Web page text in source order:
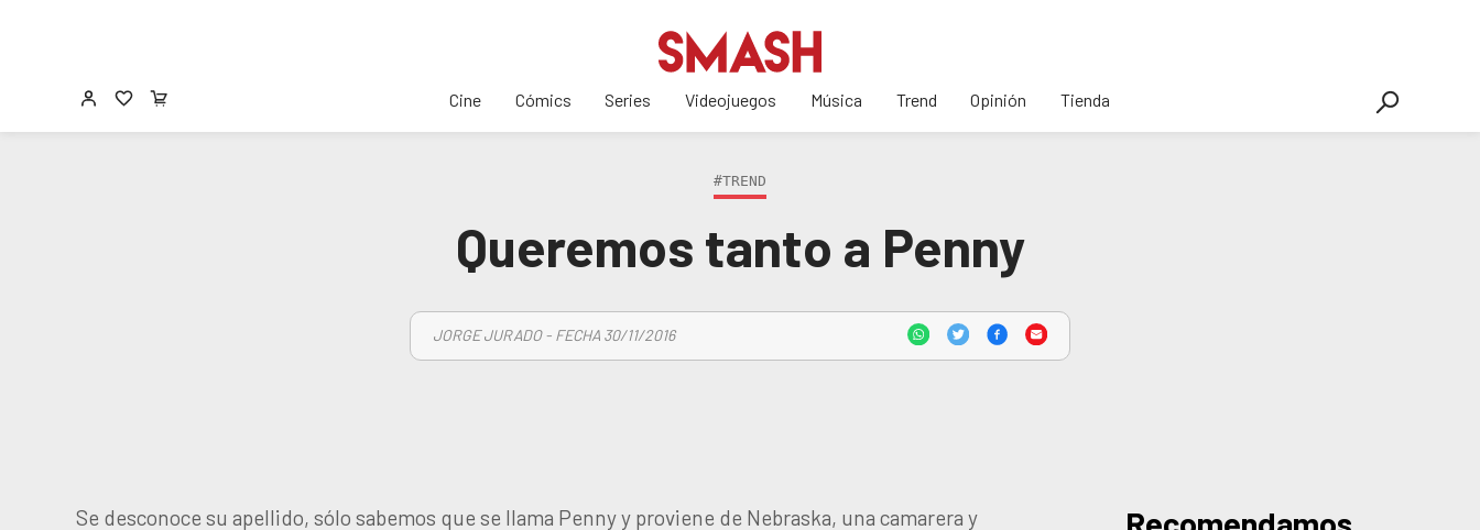
Cine Cómics Series Videojuegos Música Trend Opinión Tienda
#TREND
Queremos tanto a Penny
JORGE JURADO - FECHA 30/11/2016
Se desconoce su apellido, sólo sabemos que se llama Penny y proviene de Nebraska, una camarera y